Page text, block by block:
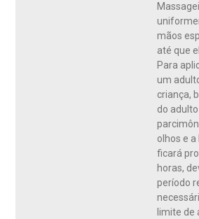
mãos
até que
Para
um
criança,
do
olhos e a
ficará
horas,
período
limite de